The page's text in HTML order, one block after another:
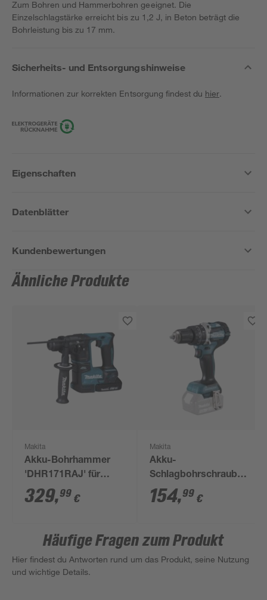
Zum Bohren und Hammerbohren geeignet. Die
Einzelschlagstärke erreicht bis zu 1,2 J, in Beton beträgt die
Bohrleistung bis zu 17 mm.
Sicherheits- und Entsorgungshinweise
Informationen zur korrekten Entsorgung findest du hier.
Eigenschaften
Datenblätter
Kundenbewertungen
Ähnliche Produkte
Makita
Akku-Bohrhammer
'DHR171RAJ' für
SDS-Plus, mit 2
Akkus, 18 V
329,99 €
Makita
Akku-
Schlagbohrschrauber
'DHP484Z' ohne Akku,
18 V
154,99 €
Häufige Fragen zum Produkt
Hier findest du Antworten rund um das Produkt, seine Nutzung
und wichtige Details.